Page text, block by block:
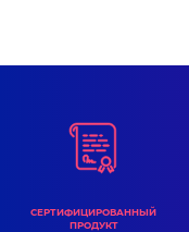
СЕРТИФИЦИРОВАННЫЙ
ПРОДУКТ